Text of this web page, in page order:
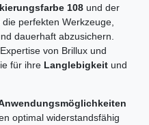
108 und der
perfekten Werkzeuge,
dauerhaft abzusichern.
von Brillux und
für ihre Langlebigkeit und
optimal widerstandsfähig